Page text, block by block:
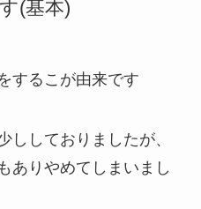
(基本)
するこが由来です
ししておりましたが、
ありやめてしまいまし